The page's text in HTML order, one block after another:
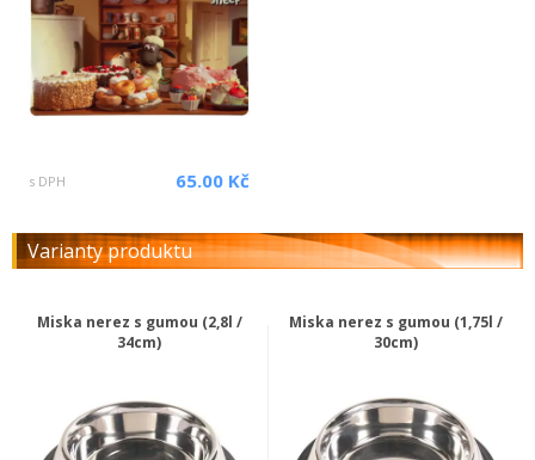
s DPH 65.00 Kč
Varianty produktu
Miska nerez s gumou (2,8l /
34cm)
Miska nerez s gumou (1,75l /
30cm)